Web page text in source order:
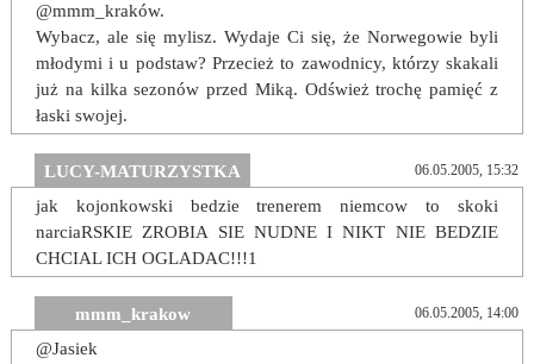
@mmm_kraków.
Wybacz, ale się mylisz. Wydaje Ci się, że Norwegowie byli
młodymi i u podstaw? Przecież to zawodnicy, którzy skakali
już na kilka sezonów przed Miką. Odśwież trochę pamięć z
łaski swojej.
LUCY-MATURZYSTKA 06.05.2005, 15:32
jak kojonkowski bedzie trenerem niemcow to skoki
narciaRSKIE ZROBIA SIE NUDNE I NIKT NIE BEDZIE
CHCIAL ICH OGLADAC!!!1
mmm_krakow 06.05.2005, 14:00
@Jasiek